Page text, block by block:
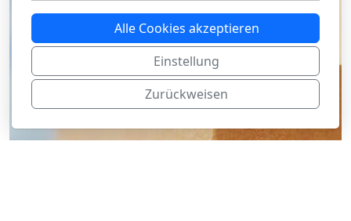
Alle Cookies akzeptieren
Einstellung
Zurückweisen